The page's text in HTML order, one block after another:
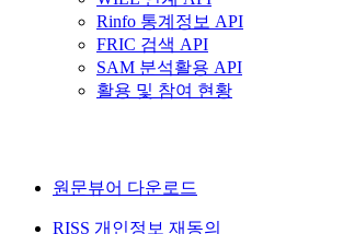
Rinfo 통계정보 API
FRIC 검색 API
SAM 분석활용 API
활용 및 참여 현황
원문뷰어 다운로드
RISS 개인정보 재동의